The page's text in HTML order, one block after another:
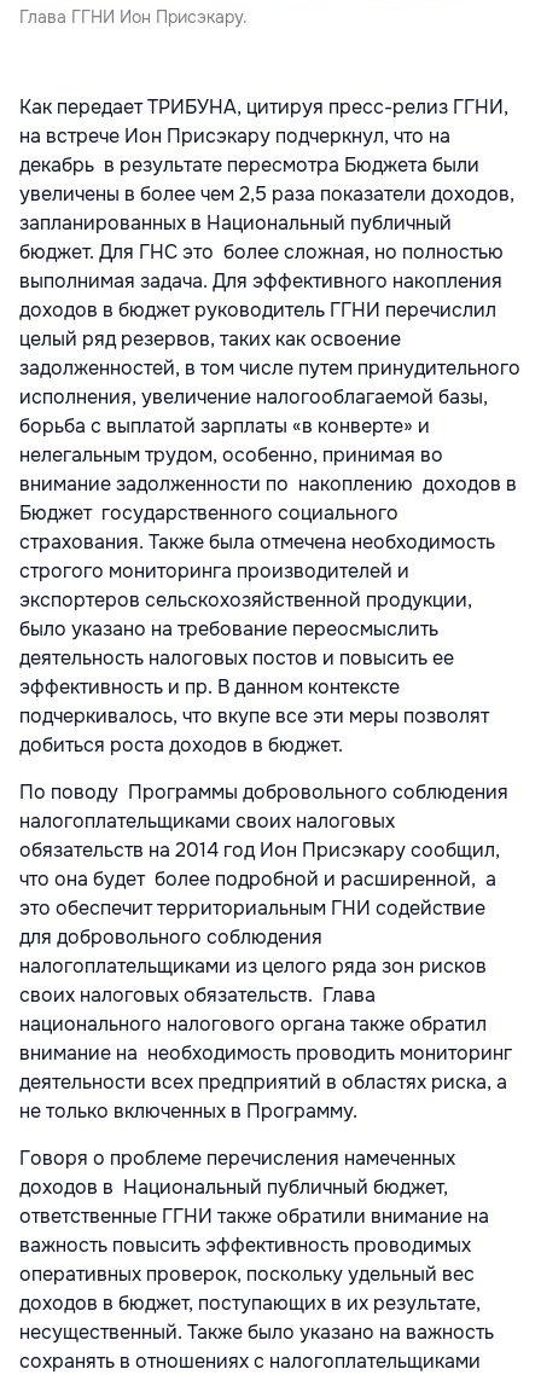
Глава ГГНИ Ион Присэкару.
Как передает ТРИБУНА, цитируя пресс-релиз ГГНИ,
на встрече Ион Присэкару подчеркнул, что на
декабрь в результате пересмотра Бюджета были
увеличены в более чем 2,5 раза показатели доходов,
запланированных в Национальный публичный
бюджет. Для ГНС это более сложная, но полностью
выполнимая задача. Для эффективного накопления
доходов в бюджет руководитель ГГНИ перечислил
целый ряд резервов, таких как освоение
задолженностей, в том числе путем принудительного
исполнения, увеличение налогооблагаемой базы,
борьба с выплатой зарплаты «в конверте» и
нелегальным трудом, особенно, принимая во
внимание задолженности по накоплению доходов в
Бюджет государственного социального
страхования. Также была отмечена необходимость
строгого мониторинга производителей и
экспортеров сельскохозяйственной продукции,
было указано на требование переосмыслить
деятельность налоговых постов и повысить ее
эффективность и пр. В данном контексте
подчеркивалось, что вкупе все эти меры позволят
добиться роста доходов в бюджет.
По поводу Программы добровольного соблюдения
налогоплательщиками своих налоговых
обязательств на 2014 год Ион Присэкару сообщил,
что она будет более подробной и расширенной, а
это обеспечит территориальным ГНИ содействие
для добровольного соблюдения
налогоплательщиками из целого ряда зон рисков
своих налоговых обязательств. Глава
национального налогового органа также обратил
внимание на необходимость проводить мониторинг
деятельности всех предприятий в областях риска, а
не только включенных в Программу.
Говоря о проблеме перечисления намеченных
доходов в Национальный публичный бюджет,
ответственные ГГНИ также обратили внимание на
важность повысить эффективность проводимых
оперативных проверок, поскольку удельный вес
доходов в бюджет, поступающих в их результате,
несущественный. Также было указано на важность
сохранять в отношениях с налогоплательщиками